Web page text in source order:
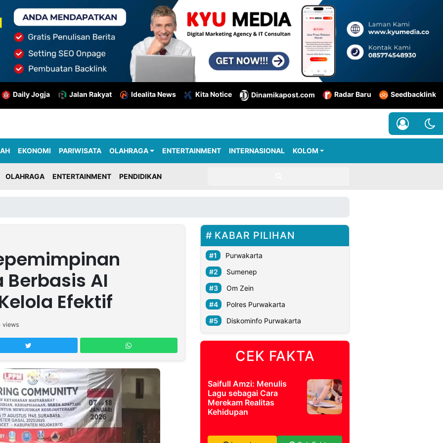
Daily Jogja Jalan Rakyat Idealita News Kita Notice Dinamikapost.com Radar Baru Seedbacklink
EKONOMI PARIWISATA OLAHRAGA ENTERTAINMENT INTERNASIONAL KOLOM
OLAHRAGA ENTERTAINMENT PENDIDIKAN
Berbasis AI
Efektif
views
KABAR PILIHAN
Purwakarta
Sumenep
Om Zein
Polres Purwakarta
Diskominfo Purwakarta
CEK FAKTA
Saifull Amzi: Menulis
Lagu sebagai Cara
Merekam Realitas
Kehidupan